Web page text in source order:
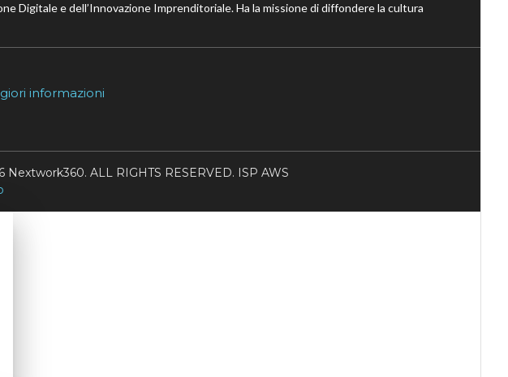
Digitale e dell’Innovazione Imprenditoriale. Ha la missione di diffondere la cultura
informazioni
ALL RIGHTS RESERVED. ISP AWS